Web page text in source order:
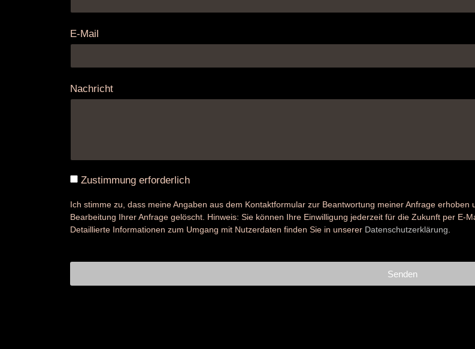
E-Mail
Nachricht
Zustimmung erforderlich
Ich stimme zu, dass meine Angaben aus dem Kontaktformular zur Beantwortung meiner Anfrage
Bearbeitung Ihrer Anfrage gelöscht. Hinweis: Sie können Ihre Einwilligung jederzeit für die Zukunft per E-
Detaillierte Informationen zum Umgang mit Nutzerdaten finden Sie in unserer Datenschutzerklärung
Senden